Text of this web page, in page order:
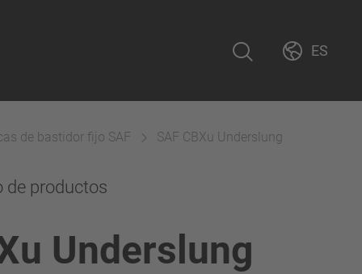
ES
de bastidor fijo SAF SAF CBXu Underslung
de productos
Underslung